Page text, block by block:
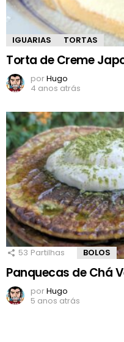
IGUARIAS TORTAS
Torta de Creme
porHugo
4 anos atrás
53 Partilhas BOLOS
Panquecas de Chá
porHugo
5 anos atrás